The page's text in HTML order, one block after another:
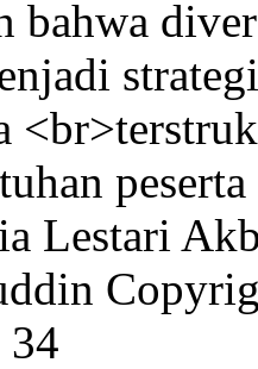
bahwa
Lestari
34